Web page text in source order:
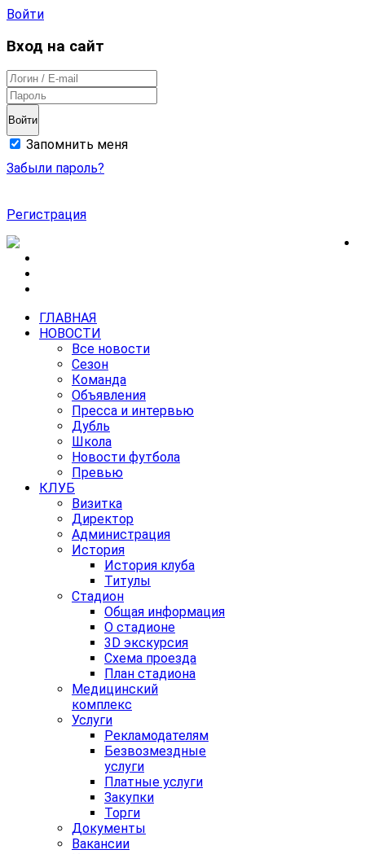
Войти
Вход на сайт
Войти
Запомнить меня
Забыли пароль?
Регистрация
ГЛАВНАЯ
НОВОСТИ
Все новости
Сезон
Команда
Объявления
Пресса и интервью
Дубль
Школа
Новости футбола
Превью
КЛУБ
Визитка
Директор
Администрация
История
История клуба
Титулы
Стадион
Общая информация
О стадионе
3D экскурсия
Схема проезда
План стадиона
Медицинский
комплекс
Услуги
Рекламодателям
Безвозмездные
услуги
Платные услуги
Закупки
Торги
Документы
Вакансии